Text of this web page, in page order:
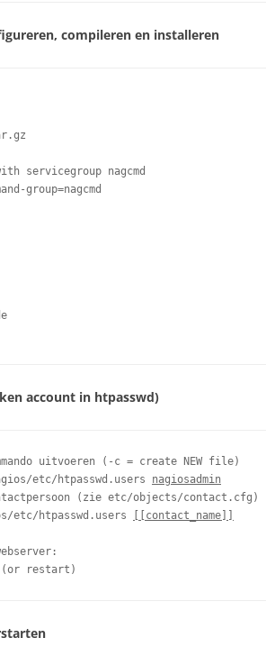
compileren en installeren
servicegroup nagcmd
group=nagcmd
account in htpasswd)
uitvoeren (-c = create NEW file)
etc/htpasswd.users nagiosadmin
(zie etc/objects/contact.cfg)
etc/htpasswd.users
[[contact_name]]
(or restart)